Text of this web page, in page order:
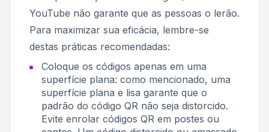
YouTube não garante que as pessoas o lerão.
Para maximizar sua eficácia, lembre-se
destas práticas recomendadas:
Coloque os códigos apenas em uma
superfície plana: como mencionado, uma
superfície plana e lisa garante que o
padrão do código QR não seja distorcido.
Evite enrolar códigos QR em postes ou